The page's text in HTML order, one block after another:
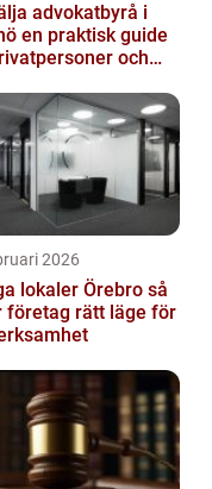
advokatbyrå i
och
2026
lokaler Örebro så
företag rätt läge för